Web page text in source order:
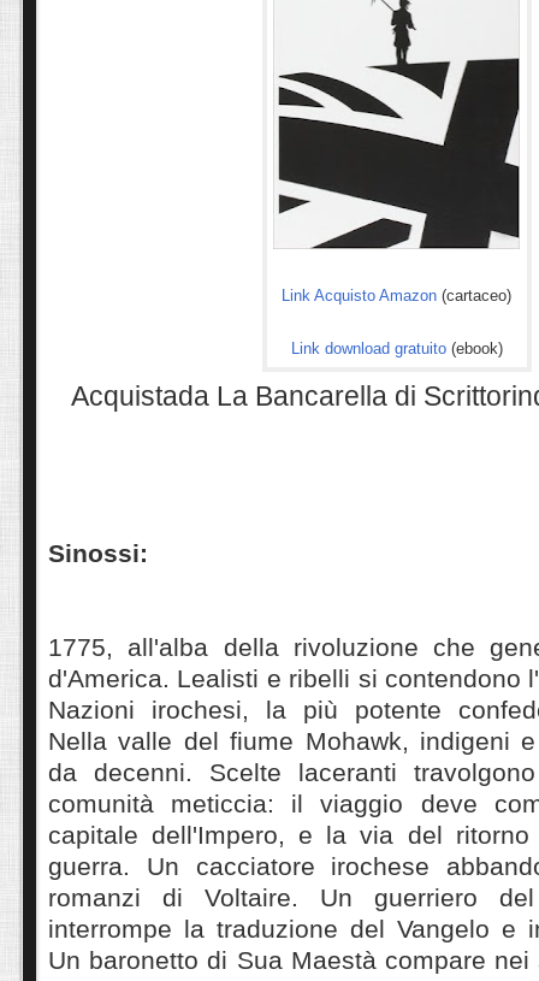
Link Acquisto Amazon (cartaceo)
Link download gratuito(ebook)
Acquistada La Bancarella di
Sinossi:
1775, all'alba della rivoluzione che
d'America. Lealisti e ribelli si contendono
Nazioni irochesi, la più potente
Nella valle del fiume Mohawk, indigeni
da decenni. Scelte laceranti
comunità meticcia: il viaggio deve
capitale dell'Impero, e la via del
guerra. Un cacciatore irochese
romanzi di Voltaire. Un guerriero
interrompe la traduzione del Vangelo e
Un baronetto di Sua Maestà compare